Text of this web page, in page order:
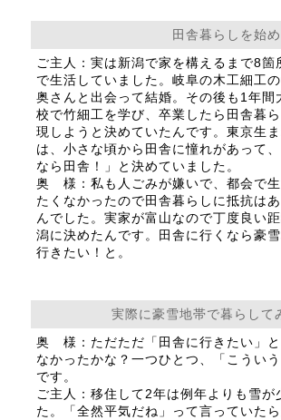
田舎暮らしを始
ご主人：実は新潟で家を構えるまで8箇
で生活していました。岐阜の木工細工
奥さんと出会って結婚。その後も1年間
校で竹細工を学び、卒業したら田舎暮
現しようと決めていたんです。東京生
は、小さな頃から田舎に憧れがあって
なら田舎！」と決めていました。
奥 様：私も人ごみが嫌いで、都会で生
たくなかったので田舎暮らしに抵抗は
んでした。実家が富山なので丁度良い
潟に決めたんです。田舎に行くなら豪
行きたい！と。
実際に豪雪地帯で暮らして
奥 様：ただただ「田舎に行きたい」
なかったかな？一つひとつ、「こうい
です。
ご主人：移住して2年は例年よりも雪
た。「全然平気だね」って言っていた